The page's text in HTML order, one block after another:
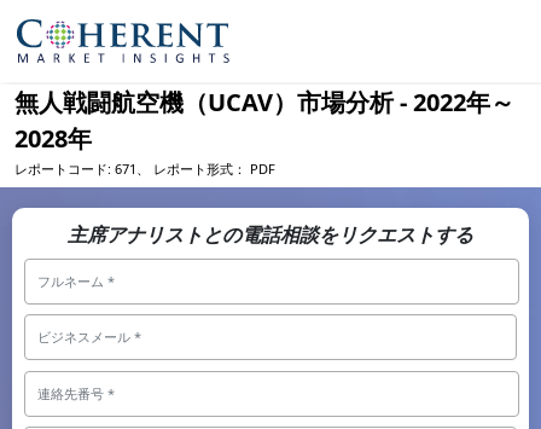
無人戦闘航空機（UCAV）市場分析 - 2022年～
2028年
レポートコード: 671、 レポート形式： PDF
主席アナリストとの電話相談をリクエストする